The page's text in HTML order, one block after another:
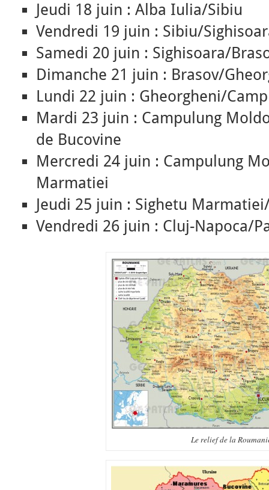
Jeudi 18 juin : Alba Iulia/Sibiu
Vendredi 19 juin : Sibiu/
Samedi 20 juin : Sighisoara/
Dimanche 21 juin : Brasov/
Lundi 22 juin : Gheorgheni/
Mardi 23 juin : Campulung
de Bucovine
Mercredi 24 juin : Campulung
Marmatiei
Jeudi 25 juin : Sighetu
Vendredi 26 juin : Cluj-Napoca/
Le relief de la